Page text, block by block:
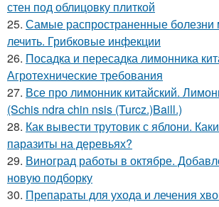
стен под облицовку плиткой
25. Самые распространенные болезни
лечить. Грибковые инфекции
26. Посадка и пересадка лимонника
Агротехнические требования
27. Все про лимонник китайский.
(Schis ndra chin nsis (Turcz.)Baill.)
28. Как вывести трутовик с яблони.
паразиты на деревьях?
29. Виноград работы в октябре.
новую подборку
30. Препараты для ухода и лечения